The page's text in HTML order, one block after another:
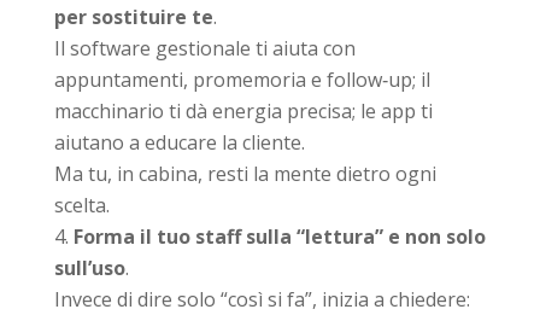
per sostituire te.
Il software gestionale ti aiuta con
appuntamenti, promemoria e follow‑up; il
macchinario ti dà energia precisa; le app ti
aiutano a educare la cliente.
Ma tu, in cabina, resti la mente dietro ogni
scelta.
Forma il tuo staff sulla “lettura” e non solo
sull’uso.
Invece di dire solo “così si fa”, inizia a chiedere: